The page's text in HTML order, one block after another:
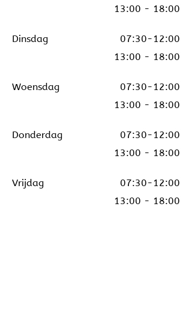
Dinsdag
Woensdag
Donderdag
Vrijdag
13:00 - 18:00
07:30-12:00
13:00 - 18:00
07:30-12:00
13:00 - 18:00
07:30-12:00
13:00 - 18:00
07:30-12:00
13:00 - 18:00